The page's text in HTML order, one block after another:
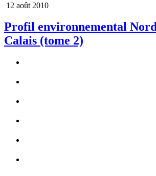
12 août 2010
Profil environnemental
Calais (tome 2)